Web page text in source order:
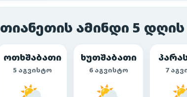
თიანეთის ამინდი 5
ოთხშაბათი
5 აგვისტო
ხუთშაბათი
6 აგვისტო 7